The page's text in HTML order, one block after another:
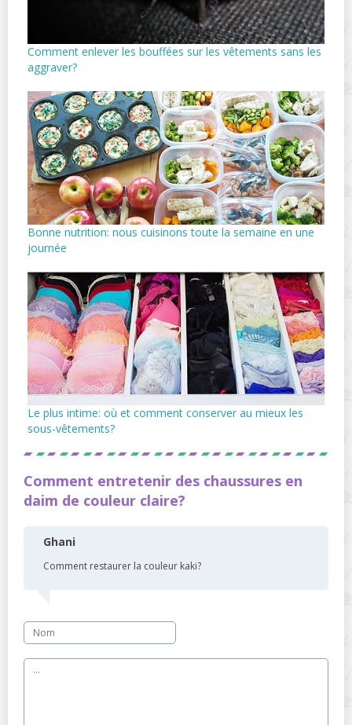
Comment enlever les bouffées sur les vêtements sans les
aggraver?
Bonne nutrition: nous cuisinons toute la semaine en une
journée
Le plus intime: où et comment conserver au mieux les
sous-vêtements?
Comment entretenir des chaussures en
daim de couleur claire?
Ghani
Comment restaurer la couleur kaki?